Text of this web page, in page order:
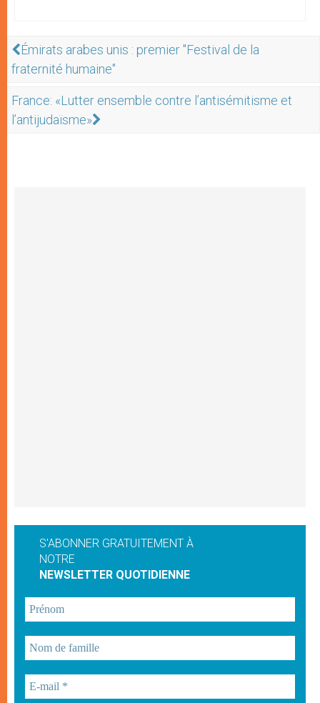
Émirats arabes unis : premier "Festival de la
fraternité humaine"
France: «Lutter ensemble contre l’antisémitisme et
l’antijudaïsme»
S'ABONNER GRATUITEMENT À
NOTRE
NEWSLETTER QUOTIDIENNE